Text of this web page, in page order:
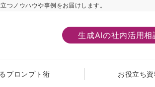
つノウハウや事例をお届けします。
生成AIの社内活用相
プロンプト術 お役立ち